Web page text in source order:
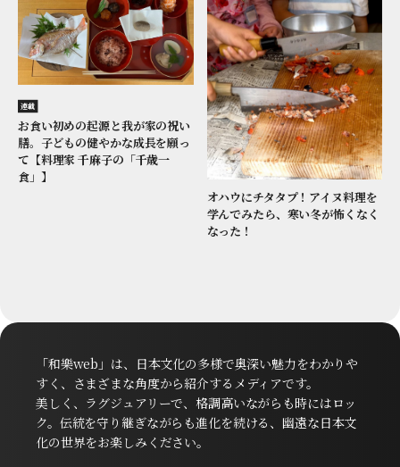
連載
お食い初めの起源と我が家の祝い
膳。子どもの健やかな成長を願っ
て【料理家 千麻子の「千歳一
食」】
オハウにチタタプ！アイヌ料理を
学んでみたら、寒い冬が怖くなく
なった！
「和樂web」は、日本文化の多様で奥深い魅力をわかりや
すく、さまざまな角度から紹介するメディアです。
美しく、ラグジュアリーで、格調高いながらも時にはロッ
ク。伝統を守り継ぎながらも進化を続ける、幽遠な日本文
化の世界をお楽しみください。